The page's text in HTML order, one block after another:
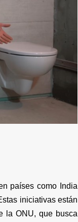
países como India
iniciativas están
la ONU, que busca